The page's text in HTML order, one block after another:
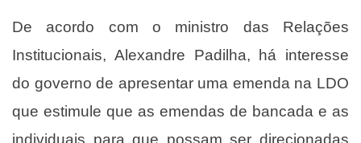
De acordo com o ministro das Relações
Institucionais, Alexandre Padilha, há interesse
do governo de apresentar uma emenda na LDO
que estimule que as emendas de bancada e as
individuais para que possam ser direcionadas